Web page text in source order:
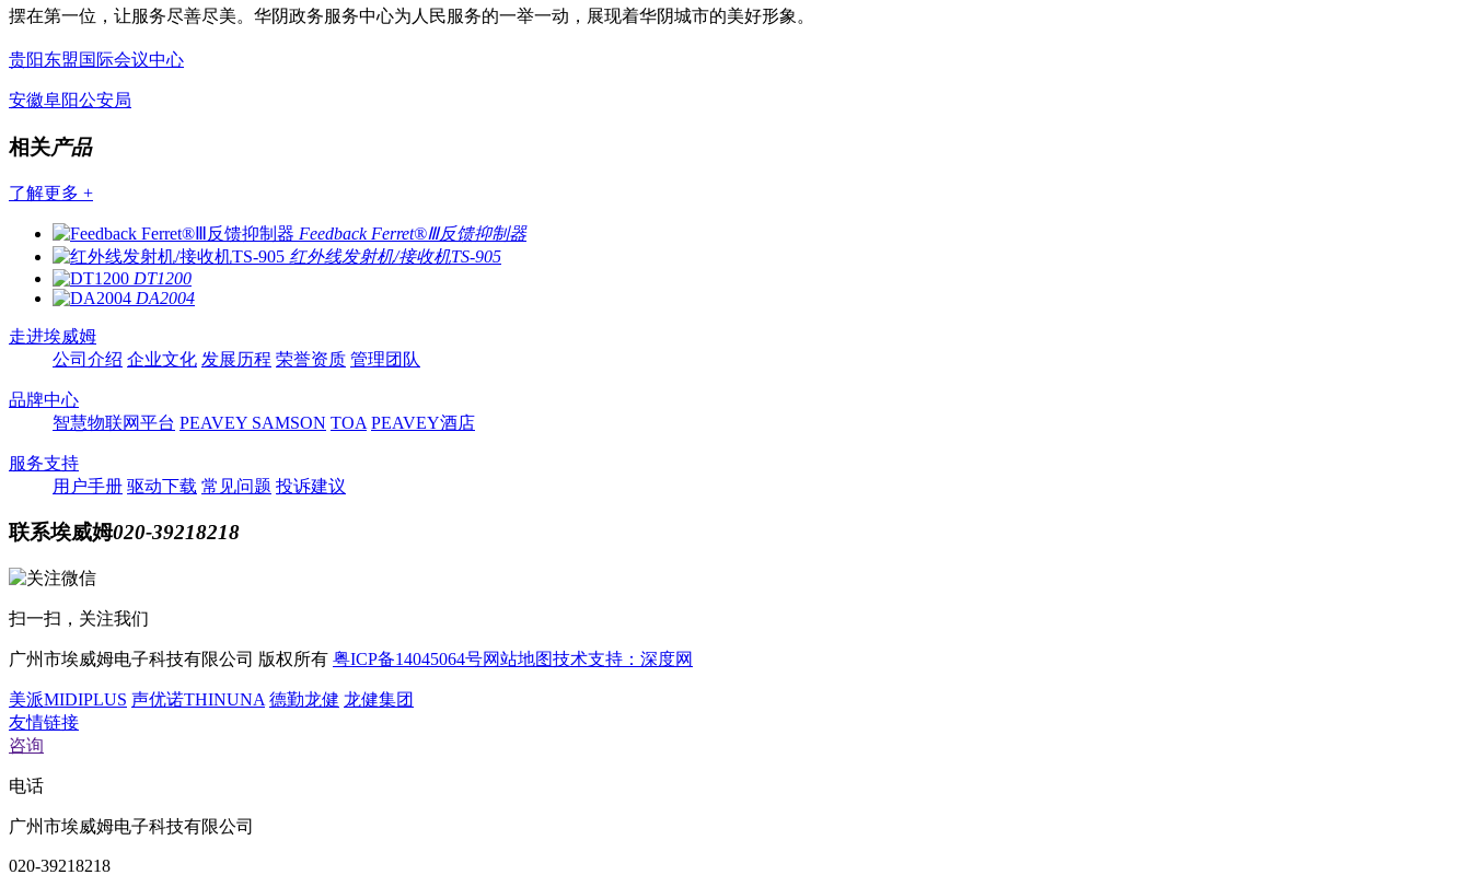
摆在第一位，让服务尽善尽美。华阴政务服务中心为人民服务的一举一动，展现着华阴城市的美好形象。
贵阳东盟国际会议中心
安徽阜阳公安局
相关产品
了解更多 +
Feedback Ferret®Ⅲ反馈抑制器
红外线发射机/接收机TS-905
DT1200
DA2004
走进埃威姆
公司介绍 企业文化 发展历程 荣誉资质 管理团队
品牌中心
智慧物联网平台 PEAVEY SAMSON TOA PEAVEY酒店
服务支持
用户手册 驱动下载 常见问题 投诉建议
联系埃威姆020-39218218
扫一扫，关注我们
广州市埃威姆电子科技有限公司 版权所有 粤ICP备14045064号网站地图技术支持：深度网
美派MIDIPLUS 声优诺THINUNA 德勤龙健 龙健集团
友情链接
咨询
电话
广州市埃威姆电子科技有限公司
020-39218218